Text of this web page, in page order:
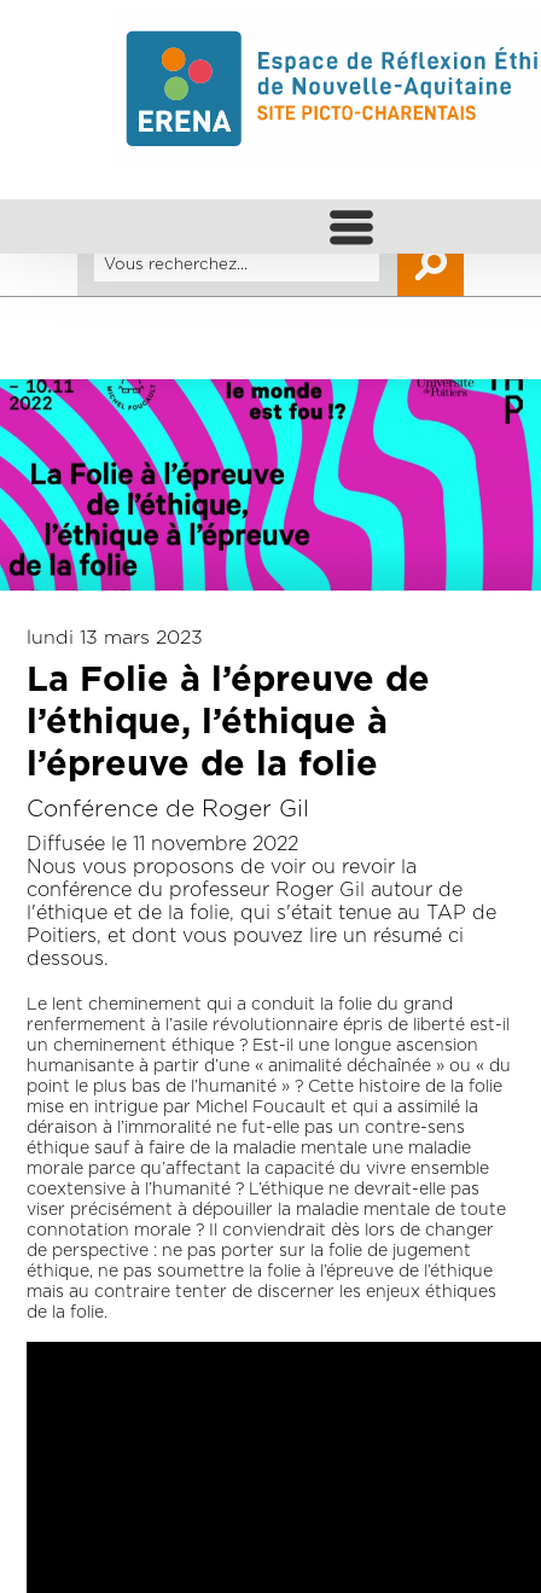
lundi 13 mars 2023
La Folie à l’épreuve de
l’éthique, l’éthique à
l’épreuve de la folie
Conférence de Roger Gil
Diffusée le 11 novembre 2022
Nous vous proposons de voir ou revoir la
conférence du professeur Roger Gil autour de
l'éthique et de la folie, qui s'était tenue au TAP de
Poitiers, et dont vous pouvez lire un résumé ci
dessous.
Le lent cheminement qui a conduit la folie du grand
renfermement à l’asile révolutionnaire épris de liberté est-il
un cheminement éthique ? Est-il une longue ascension
humanisante à partir d’une « animalité déchaînée » ou « du
point le plus bas de l’humanité » ? Cette histoire de la folie
mise en intrigue par Michel Foucault et qui a assimilé la
déraison à l’immoralité ne fut-elle pas un contre-sens
éthique sauf à faire de la maladie mentale une maladie
morale parce qu’affectant la capacité du vivre ensemble
coextensive à l’humanité ? L’éthique ne devrait-elle pas
viser précisément à dépouiller la maladie mentale de toute
connotation morale ? Il conviendrait dès lors de changer
de perspective : ne pas porter sur la folie de jugement
éthique, ne pas soumettre la folie à l’épreuve de l’éthique
mais au contraire tenter de discerner les enjeux éthiques
de la folie.